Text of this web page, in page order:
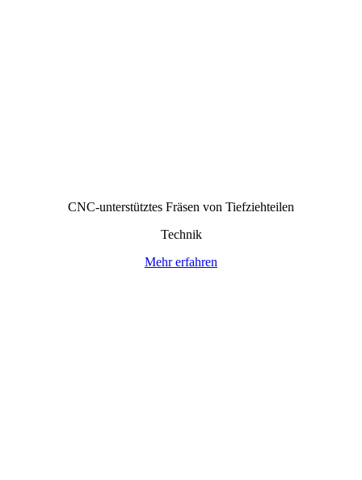
CNC-unterstütztes Fräsen von Tiefziehteilen
Technik
Mehr erfahren